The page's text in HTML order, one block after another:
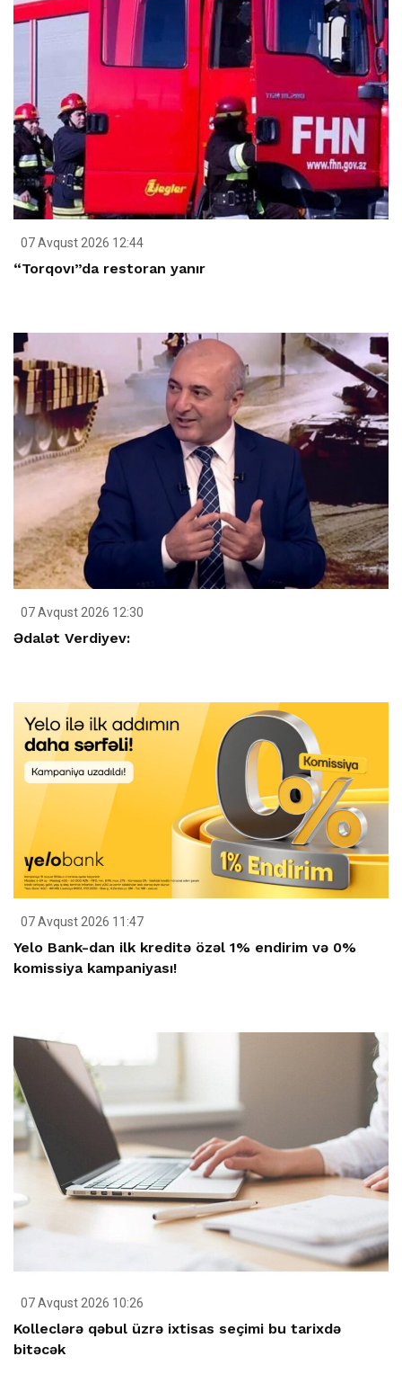
07 Avqust 2026 12:44
“Torqovı”da restoran yanır
07 Avqust 2026 12:30
Ədalət Verdiyev:
07 Avqust 2026 11:47
Yelo Bank-dan ilk kreditə özəl 1% endirim və 0%
komissiya kampaniyası!
07 Avqust 2026 10:26
Kolleclərə qəbul üzrə ixtisas seçimi bu tarixdə
bitəcək